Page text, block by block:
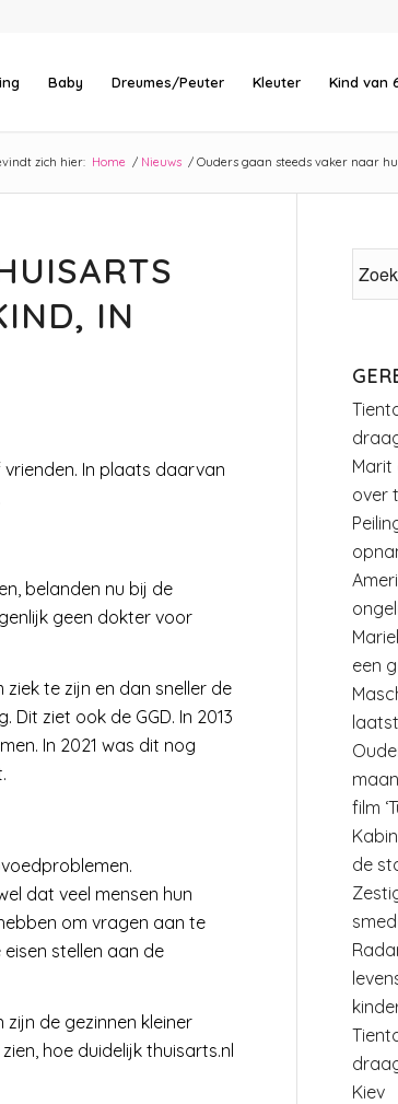
Baby Dreumes/Peuter Kleuter Kind van
zich hier: Home / Nieuws / Ouders gaan steeds vaker naar
IN
In plaats daarvan
belanden nu bij de
geen dokter voor
te zijn en dan sneller de
ziet ook de GGD. In 2013
In 2021 was dit nog
dat veel mensen hun
om vragen aan te
stellen aan de
de gezinnen kleiner
hoe duidelijk thuisarts.nl
over
een
film
de
Kiev